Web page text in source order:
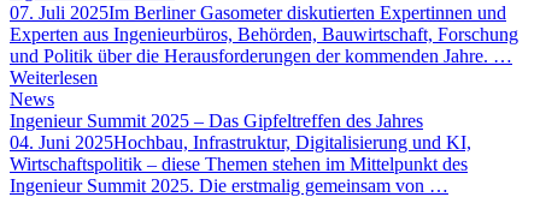
07. Juli 2025Im Berliner Gasometer diskutierten Expertinnen und
Experten aus Ingenieurbüros, Behörden, Bauwirtschaft, Forschung
und Politik über die Herausforderungen der kommenden Jahre. …
Weiterlesen
News
Ingenieur Summit 2025 – Das Gipfeltreffen des Jahres
04. Juni 2025Hochbau, Infrastruktur, Digitalisierung und KI,
Wirtschaftspolitik – diese Themen stehen im Mittelpunkt des
Ingenieur Summit 2025. Die erstmalig gemeinsam von …